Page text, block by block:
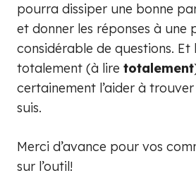
pourra dissiper une bonne
et donner les réponses à une
considérable de questions. Et
totalement (à lire totalement
certainement l’aider à
suis.
Merci d’avance pour vos
sur l’outil!